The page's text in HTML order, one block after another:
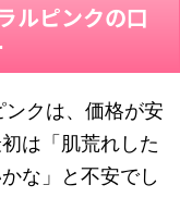
ルピンクの口
クは、価格が安
は「肌荒れした
な」と不安でし